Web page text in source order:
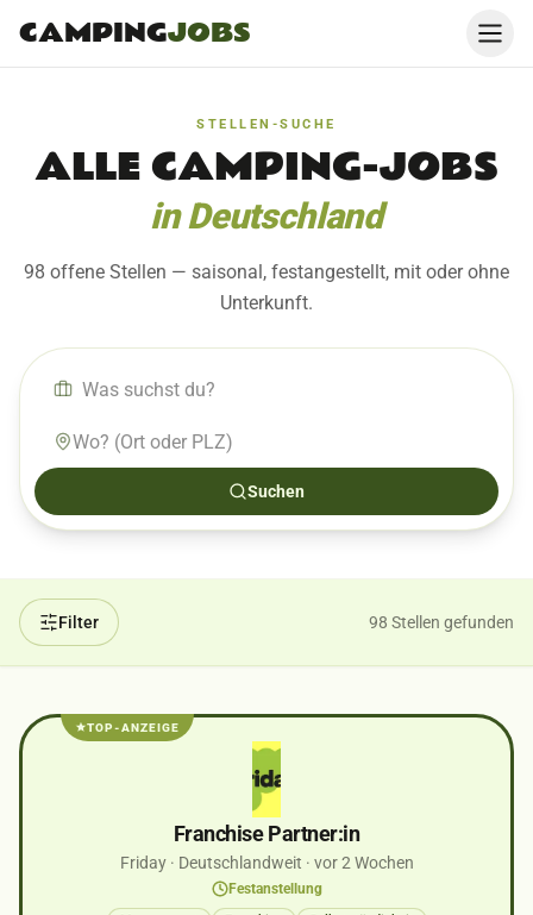
CAMPINGJOBS
STELLEN-SUCHE
ALLE CAMPING-JOBS
in Deutschland
98 offene Stellen — saisonal, festangestellt, mit oder ohne
Unterkunft.
Suchen
Filter 98 Stellen gefunden
TOP-ANZEIGE
Franchise Partner:in
Friday· Deutschlandweit · vor 2 Wochen
Festanstellung